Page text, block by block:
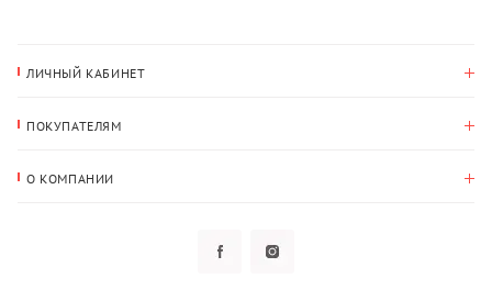
ЛИЧНЫЙ КАБИНЕТ
Адрес для доставки
ПОКУПАТЕЛЯМ
О КОМПАНИИ
Политика конфиденциальности